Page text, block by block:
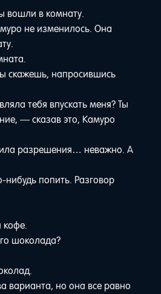
вошли в комнату.
не изменилось. Она
скажешь, напросившись
тебя впускать меня? Ты
— сказав это, Камуро
разрешения… неважно. А
попить. Разговор
шоколада?
варианта, но она все равно